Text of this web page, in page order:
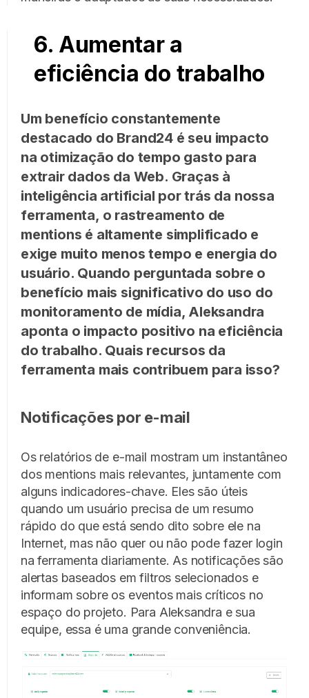
6. Aumentar a
eficiência do trabalho
Um benefício constantemente
destacado do Brand24 é seu impacto
na otimização do tempo gasto para
extrair dados da Web. Graças à
inteligência artificial por trás da nossa
ferramenta, o rastreamento de
mentions é altamente simplificado e
exige muito menos tempo e energia do
usuário. Quando perguntada sobre o
benefício mais significativo do uso do
monitoramento de mídia, Aleksandra
aponta o impacto positivo na eficiência
do trabalho. Quais recursos da
ferramenta mais contribuem para isso?
Notificações por e-mail
Os relatórios de e-mail mostram um instantâneo
dos mentions mais relevantes, juntamente com
alguns indicadores-chave. Eles são úteis
quando um usuário precisa de um resumo
rápido do que está sendo dito sobre ele na
Internet, mas não quer ou não pode fazer login
na ferramenta diariamente. As notificações são
alertas baseados em filtros selecionados e
informam sobre os eventos mais críticos no
espaço do projeto. Para Aleksandra e sua
equipe, essa é uma grande conveniência.